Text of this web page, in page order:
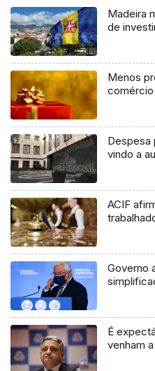
Madeira
de
Menos
comércio
Despesa
vindo a
ACIF
Governo
É
venham